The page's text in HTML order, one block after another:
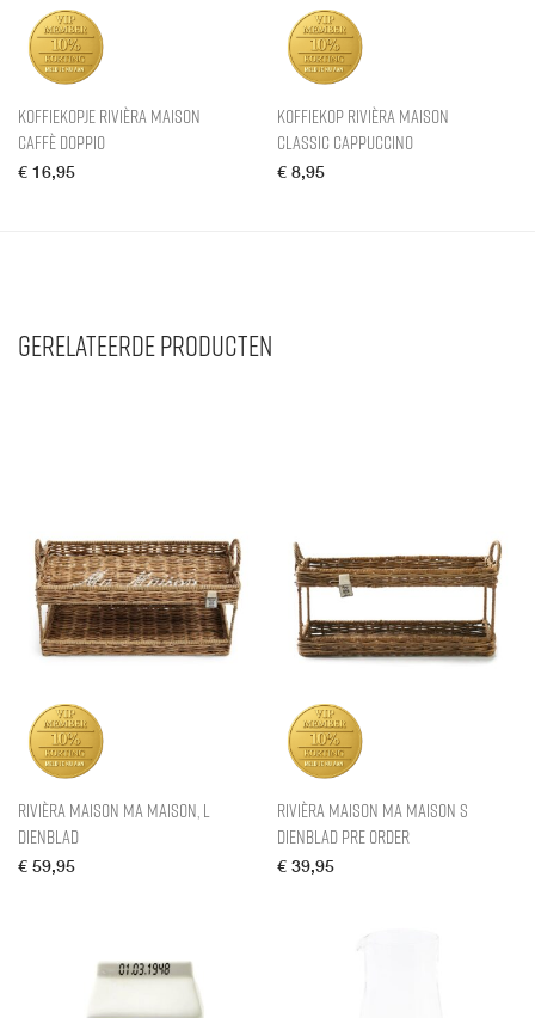
Koffiekopje Rivièra Maison
Caffè Doppio
€ 16,95
Koffiekop Rivièra Maison
Classic Cappuccino
€ 8,95
Gerelateerde producten
Rivièra Maison Ma Maison, L
Dienblad
€ 59,95
Rivièra Maison Ma Maison S
Dienblad pre order
€ 39,95